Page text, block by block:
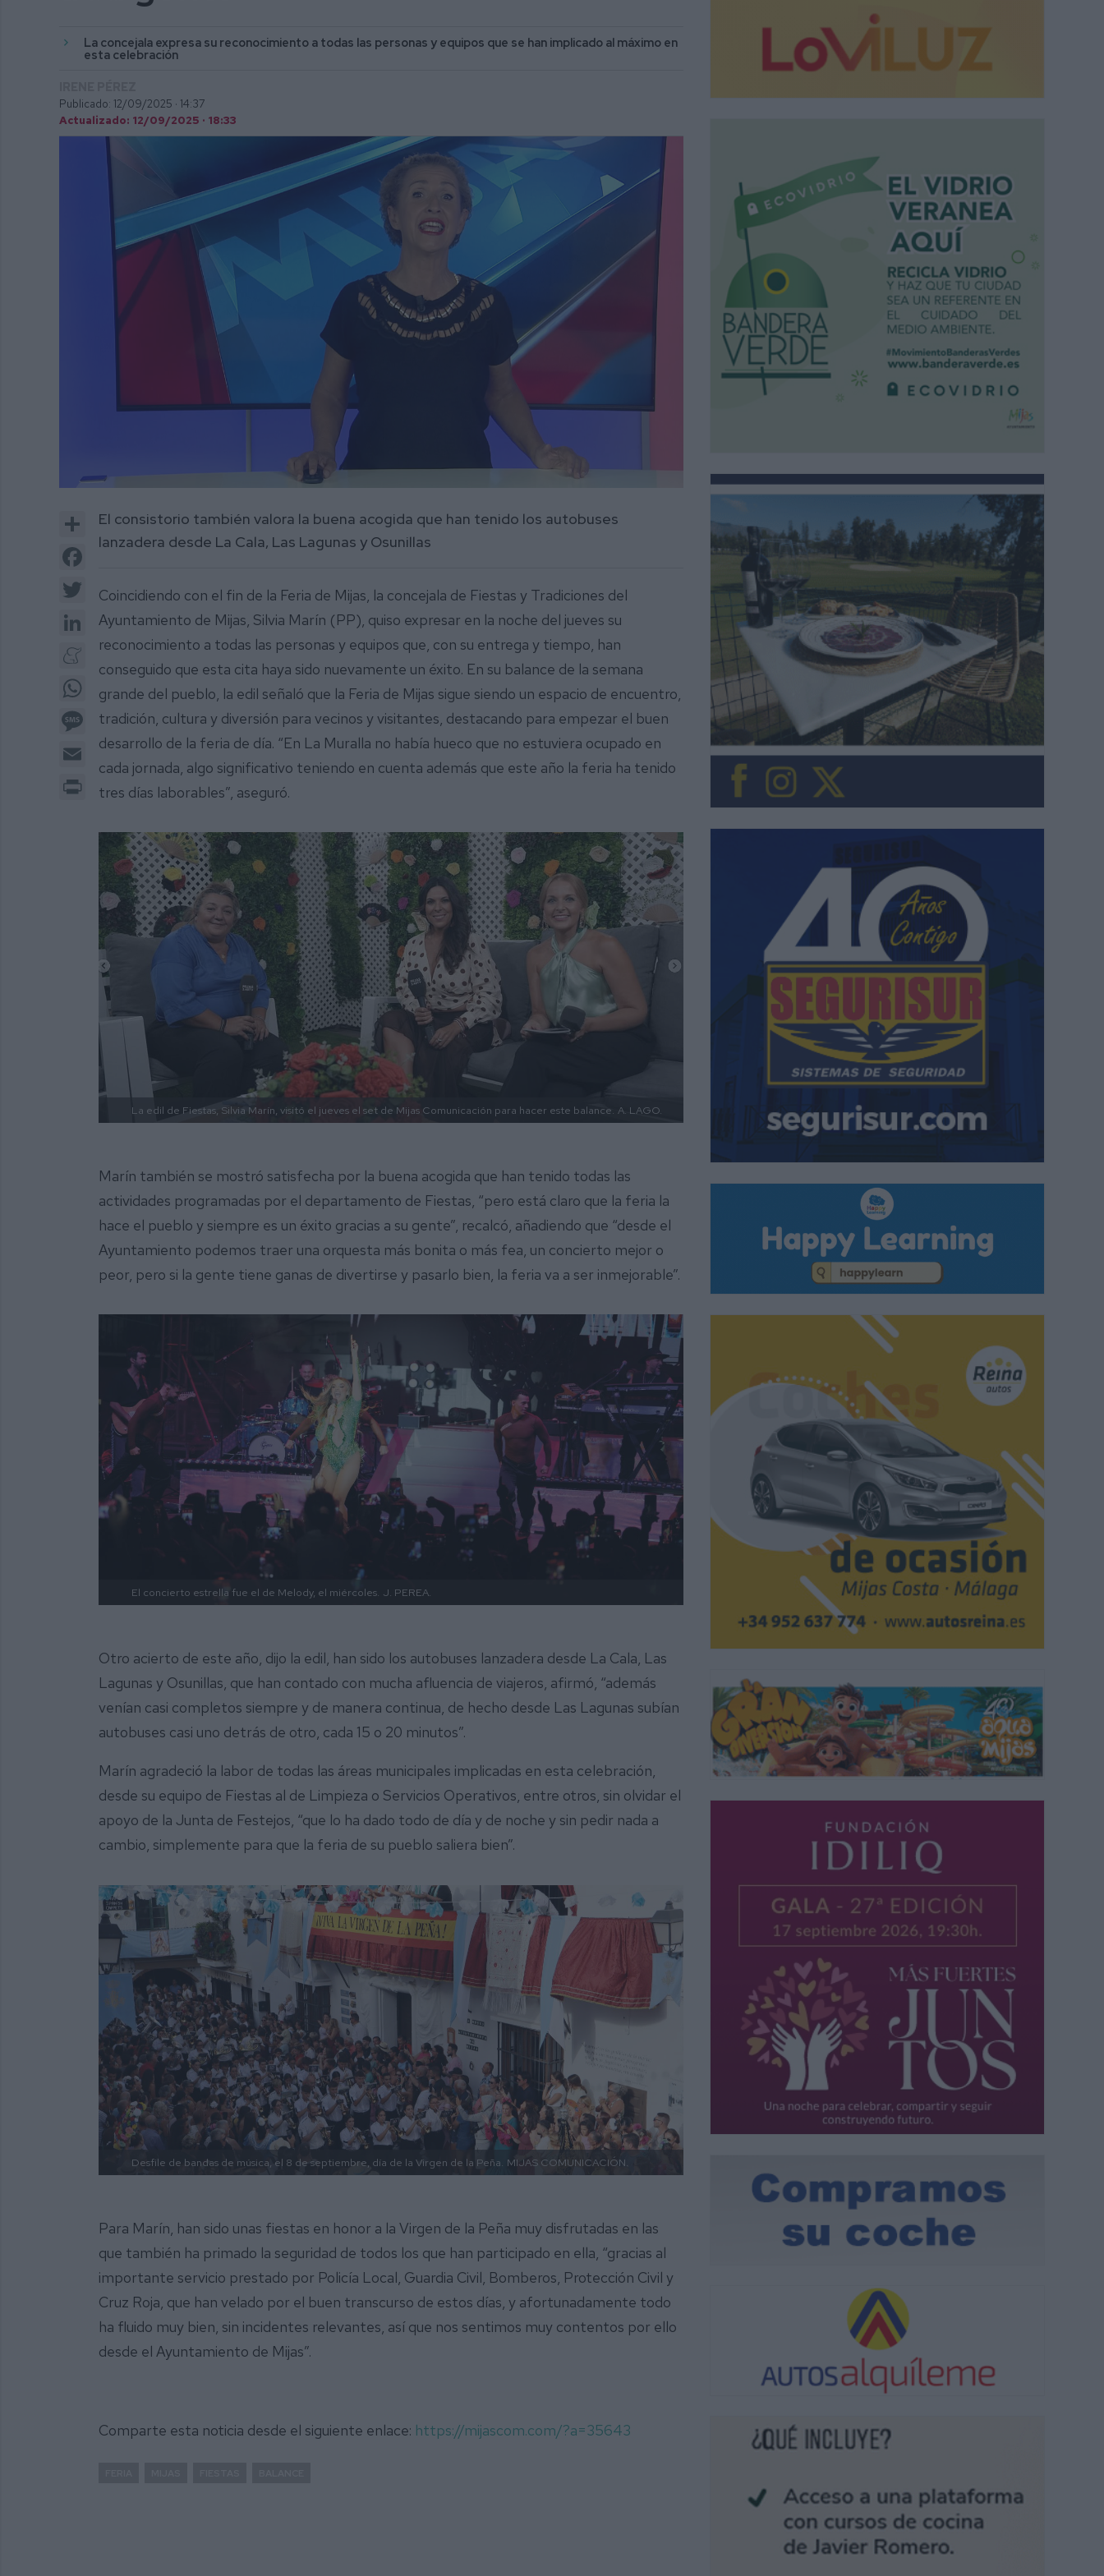
La concejala expresa su reconocimiento a todas las personas y equipos que se han implicado al máximo en
esta celebración
Publicado: 12/09/2025 · 14:37
Actualizado: 12/09/2025 · 18:33
5
minutes,
53
seconds
Share
Facebook
LinkedIn
Meneame
WhatsApp
Message
Email
El consistorio también valora la buena acogida que han tenido los autobuses
lanzadera desde La Cala, Las Lagunas y Osunillas
Coincidiendo con el fin de la Feria de Mijas, la concejala de Fiestas y Tradiciones del
Ayuntamiento de Mijas, Silvia Marín (PP), quiso expresar en la noche del jueves su
reconocimiento a todas las personas y equipos que, con su entrega y tiempo, han
conseguido que esta cita haya sido nuevamente un éxito. En su balance de la semana
grande del pueblo, la edil señaló que la Feria de Mijas sigue siendo un espacio de encuentro,
tradición, cultura y diversión para vecinos y visitantes, destacando para empezar el buen
desarrollo de la feria de día. “En La Muralla no había hueco que no estuviera ocupado en
cada jornada, algo significativo teniendo en cuenta además que este año la feria ha tenido
tres días laborables”, aseguró.
La edil de Fiestas, Silvia Marín, visitó el jueves el set de Mijas Comunicación para hacer este balance. A. LAGO.
Marín también se mostró satisfecha por la buena acogida que han tenido todas las
actividades programadas por el departamento de Fiestas, “pero está claro que la feria la
hace el pueblo y siempre es un éxito gracias a su gente”, recalcó, añadiendo que “desde el
Ayuntamiento podemos traer una orquesta más bonita o más fea, un concierto mejor o
peor, pero si la gente tiene ganas de divertirse y pasarlo bien, la feria va a ser inmejorable”.
El concierto estrella fue el de Melody, el miércoles. J. PEREA.
Otro acierto de este año, dijo la edil, han sido los autobuses lanzadera desde La Cala, Las
Lagunas y Osunillas, que han contado con mucha afluencia de viajeros, afirmó, “además
venían casi completos siempre y de manera continua, de hecho desde Las Lagunas subían
autobuses casi uno detrás de otro, cada 15 o 20 minutos”.
Marín agradeció la labor de todas las áreas municipales implicadas en esta celebración,
desde su equipo de Fiestas al de Limpieza o Servicios Operativos, entre otros, sin olvidar el
apoyo de la Junta de Festejos, “que lo ha dado todo de día y de noche y sin pedir nada a
cambio, simplemente para que la feria de su pueblo saliera bien”.
Desfile de bandas de música, el 8 de septiembre, día de la Virgen de la Peña. MIJAS COMUNICACIÓN.
Para Marín, han sido unas fiestas en honor a la Virgen de la Peña muy disfrutadas en las
que también ha primado la seguridad de todos los que han participado en ella, “gracias al
importante servicio prestado por Policía Local, Guardia Civil, Bomberos, Protección Civil y
Cruz Roja, que han velado por el buen transcurso de estos días, y afortunadamente todo
ha fluido muy bien, sin incidentes relevantes, así que nos sentimos muy contentos por ello
desde el Ayuntamiento de Mijas”.
Comparte esta noticia desde el siguiente enlace: https://mijascom.com/?a=35643